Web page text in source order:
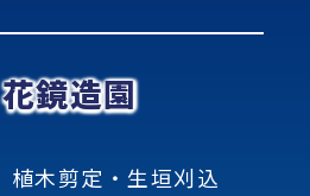
花鏡造園
植木剪定・生垣刈込